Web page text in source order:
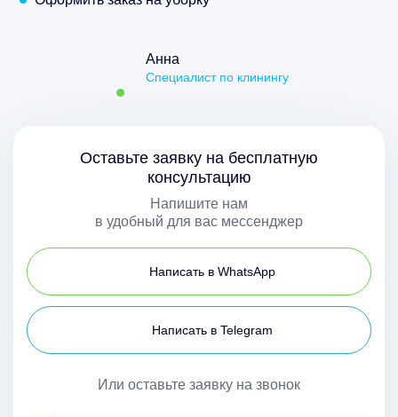
Анна
Специалист по клинингу
Оставьте заявку на бесплатную
консультацию
Напишите нам
в удобный для вас мессенджер
Написать в WhatsApp
Написать в Telegram
Или оставьте заявку на звонок